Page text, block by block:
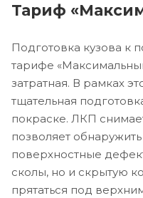
Тариф
Подготовка кузова к
тарифе
затратная. В рамках
тщательная
покраске. ЛКП
позволяет
поверхностные
сколы, но и скрытую
прятаться под